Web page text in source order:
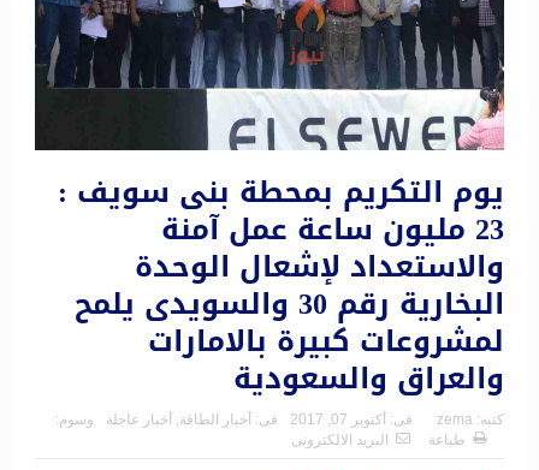
يوم التكريم بمحطة بنى سويف :
23 مليون ساعة عمل آمنة
والاستعداد لإشعال الوحدة
البخارية رقم 30 والسويدى يلمح
لمشروعات كبيرة بالامارات
والعراق والسعودية
كتبه: zema فى: أكتوبر 07, 2017 فى: أخبار الطاقة, أخبار عاجلة
وسوم:
طباعة
البريد الالكترونى